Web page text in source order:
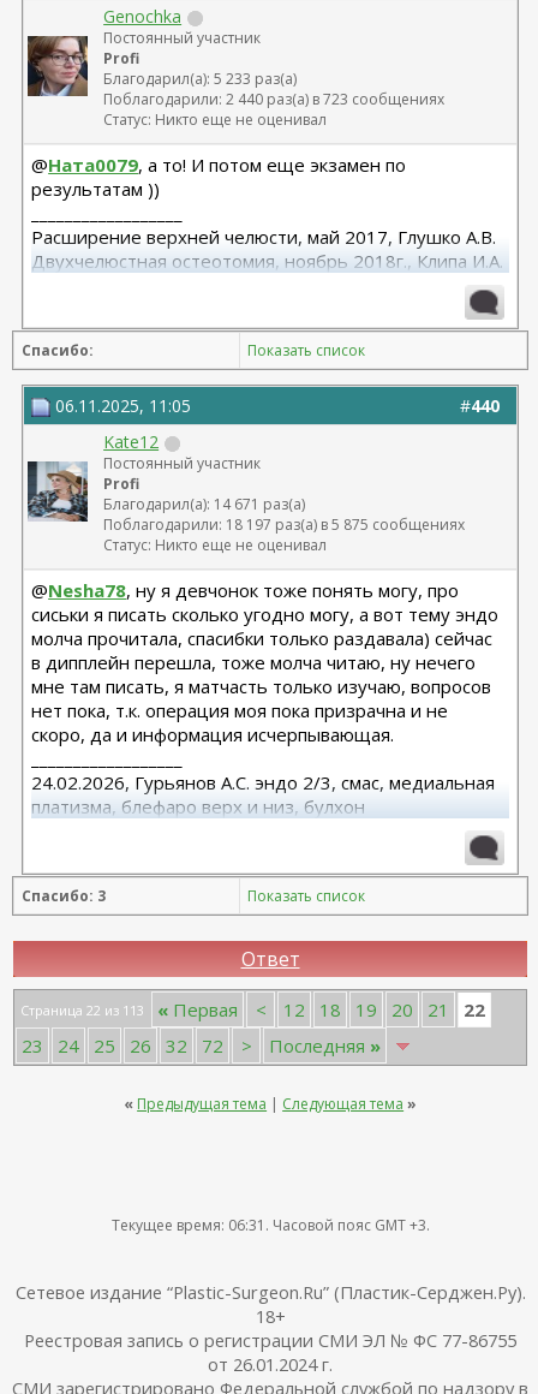
Genochka
Постоянный участник
Profi
Благодарил(а): 5 233 раз(а)
Поблагодарили: 2 440 раз(а) в 723 сообщениях
Статус: Никто еще не оценивал
@Ната0079, а то! И потом еще экзамен по
результатам ))
Расширение верхней челюсти, май 2017, Глушко А.В.
Двухчелюстная остеотомия, ноябрь 2018г., Клипа И.А.
Маммопластика (подтяжка без имплантов с редукцией
Спасибо: Показать список
#440
06.11.2025, 11:05
Kate12
Постоянный участник
Profi
Благодарил(а): 14 671 раз(а)
Поблагодарили: 18 197 раз(а) в 5 875 сообщениях
Статус: Никто еще не оценивал
@Nesha78, ну я девчонок тоже понять могу, про
сиськи я писать сколько угодно могу, а вот тему эндо
молча прочитала, спасибки только раздавала) сейчас
в дипплейн перешла, тоже молча читаю, ну нечего
мне там писать, я матчасть только изучаю, вопросов
нет пока, т.к. операция моя пока призрачна и не
скоро, да и информация исчерпывающая.
24.02.2026, Гурьянов А.С. эндо 2/3, смас, медиальная
платизма, блефаро верх и низ, булхон
08.2015, allergan 240, 255. Аврамович А.Г., Клиника СЛ
(молодости и красоты)
Спасибо: 3 Показать список
Ответ
Страница 22 из 113 « Первая < 12 18 19 20 21
22
23
24 25 26 32 72 > Последняя »
« Предыдущая тема | Следующая тема »
Текущее время: 06:31 . Часовой пояс GMT +3.
Сетевое издание “Plastic-Surgeon.Ru” (Пластик-Серджен.Ру).
18+
Реестровая запись о регистрации СМИ ЭЛ № ФС 77-86755
от 26.01.2024 г.
СМИ зарегистрировано Федеральной службой по надзору в